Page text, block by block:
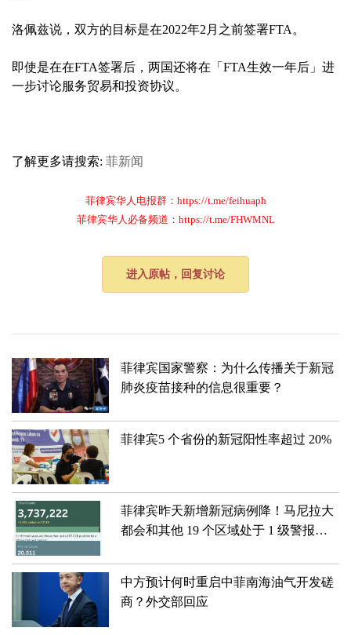
洛佩兹说，双方的目标是在2022年2月之前签署FTA。
即使是在在FTA签署后，两国还将在「FTA生效一年后」进
一步讨论服务贸易和投资协议。
了解更多请搜索: 菲新闻
菲律宾华人电报群：https://t.me/feihuaph
菲律宾华人必备频道：https://t.me/FHWMNL
进入原帖，回复讨论
菲律宾国家警察：为什么传播关于新冠
肺炎疫苗接种的信息很重要？
​菲律宾5 个省份的新冠阳性率超过 20%
菲律宾昨天新增新冠病例降！​马尼拉大
都会和其他 19 个区域处于 1 级警报，
中方预计何时重启中菲南海油气开发磋
商？外交部回应